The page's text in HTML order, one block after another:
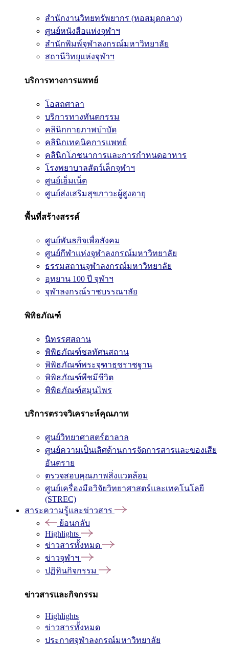
สำนักงานวิทยทรัพยากร (หอสมุดกลาง)
ศูนย์หนังสือแห่งจุฬาฯ
สำนักพิมพ์จุฬาลงกรณ์มหาวิทยาลัย
สถานีวิทยุแห่งจุฬาฯ
บริการทางการแพทย์
โอสถศาลา
บริการทางทันตกรรม
คลินิกกายภาพบำบัด
คลินิกเทคนิคการแพทย์
คลินิกโภชนาการและการกำหนดอาหาร
โรงพยาบาลสัตว์เล็กจุฬาฯ
ศูนย์เอ็มเน็ต
ศูนย์ส่งเสริมสุขภาวะผู้สูงอายุ
พื้นที่สร้างสรรค์
ศูนย์พันธกิจเพื่อสังคม
ศูนย์กีฬาแห่งจุฬาลงกรณ์มหาวิทยาลัย
ธรรมสถานจุฬาลงกรณ์มหาวิทยาลัย
อุทยาน 100 ปี จุฬาฯ
จุฬาลงกรณ์ราชบรรณาลัย
พิพิธภัณฑ์
นิทรรศสถาน
พิพิธภัณฑ์ชลทัศนสถาน
พิพิธภัณฑ์พระจุฑาธุชราชฐาน
พิพิธภัณฑ์พืชมีชีวิต
พิพิธภัณฑ์สมุนไพร
บริการตรวจวิเคราะห์คุณภาพ
ศูนย์วิทยาศาสตร์ฮาลาล
ศูนย์ความเป็นเลิศด้านการจัดการสารและของเสีย
อันตราย
ตรวจสอบคุณภาพสิ่งแวดล้อม
ศูนย์เครื่องมือวิจัยวิทยาศาสตร์และเทคโนโลยี
(STREC)
สาระความรู้และข่าวสาร
ย้อนกลับ
Highlights
ข่าวสารทั้งหมด
ข่าวจุฬาฯ
ปฏิทินกิจกรรม
ข่าวสารและกิจกรรม
Highlights
ข่าวสารทั้งหมด
ประกาศจุฬาลงกรณ์มหาวิทยาลัย